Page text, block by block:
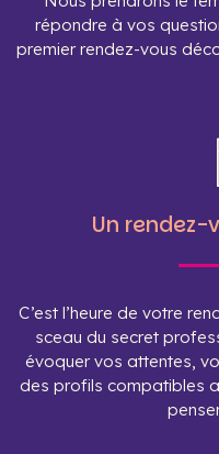
répondre à vos
premier rendez-vous
Un rendez-
C’est l’heure de votre
sceau du secret
évoquer vos attentes,
des profils compatibles